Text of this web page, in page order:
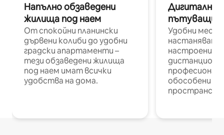
Напълно обзаведени
жилища под наем
От спокойни планински
дървени колиби до удобни
градски апартаменти –
тези обзаведени жилища
под наем имат всички
удобства на дома.
Дигитални
пътуващи
Удобни
настаняване
настроени и
обособени